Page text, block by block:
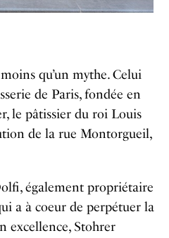
qu’un mythe. Celui
de Paris, fondée en
le pâtissier du roi Louis
de la rue Montorgueil,
également propriétaire
a à coeur de perpétuer la
excellence, Stohrer